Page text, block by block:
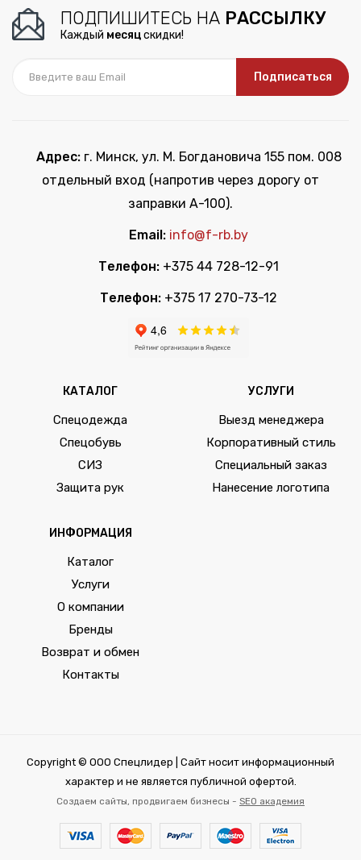
ПОДПИШИТЕСЬ НА РАССЫЛКУ
Каждый месяцскидки!
Подписаться
Адрес:г. Минск, ул. М. Богдановича 155 пом. 008
отдельный вход (напротив через дорогу от
заправки А-100).
Email: info@f-rb.by
Телефон: +375 44 728-12-91
Телефон: +375 17 270-73-12
КАТАЛОГ
Спецодежда
Спецобувь
СИЗ
Защита рук
УСЛУГИ
Выезд менеджера
Корпоративный стиль
Специальный заказ
Нанесение логотипа
ИНФОРМАЦИЯ
Каталог
Услуги
О компании
Бренды
Возврат и обмен
Контакты
Copyright © ООО Спецлидер | Сайт носит информационный
характер и не является публичной офертой.
Создаем сайты, продвигаем бизнесы - SEO академия